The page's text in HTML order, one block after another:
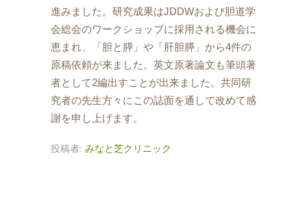
進みました。研究成果はJDDWおよび胆道学
会総会のワークショップに採用される機会に
恵まれ、「胆と膵」や「肝胆膵」から4件の
原稿依頼が来ました。英文原著論文も筆頭著
者として2編出すことが出来ました。共同研
究者の先生方々にこの誌面を通して改めて感
謝を申し上げます。
投稿者: みなと芝クリニック